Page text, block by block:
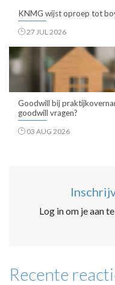
KNMG wijst oproep tot
27 JUL 2026
Goodwill bij
goodwill vragen?
03 AUG 2026
Log in om je aan
Recente